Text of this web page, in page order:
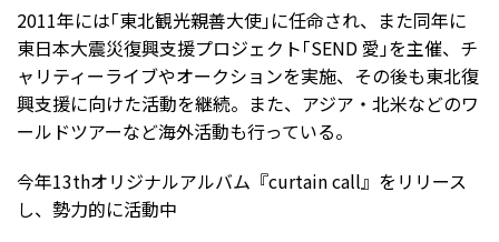
2011年には｢東北観光親善大使｣に任命され、また同年に
東日本大震災復興支援プロジェクト｢SEND 愛｣を主催、チ
ャリティーライブやオークションを実施、その後も東北復
興支援に向けた活動を継続。また、アジア・北米などのワ
ールドツアーなど海外活動も行っている。
今年13thオリジナルアルバム『curtain call』をリリース
し、勢力的に活動中